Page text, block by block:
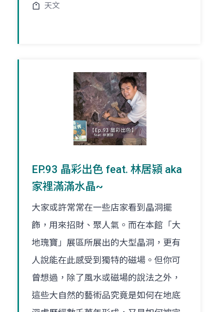
天文
EP.93 晶彩出色 feat. 林居潁 aka
家裡滿滿水晶~
大家或許常常在一些店家看到晶洞擺
飾，用來招財、聚人氣。而在本館「大
地瑰寶」展區所展出的大型晶洞，更有
人說能在此感受到獨特的磁場。但你可
曾想過，除了風水或磁場的說法之外，
這些大自然的藝術品究竟是如何在地底